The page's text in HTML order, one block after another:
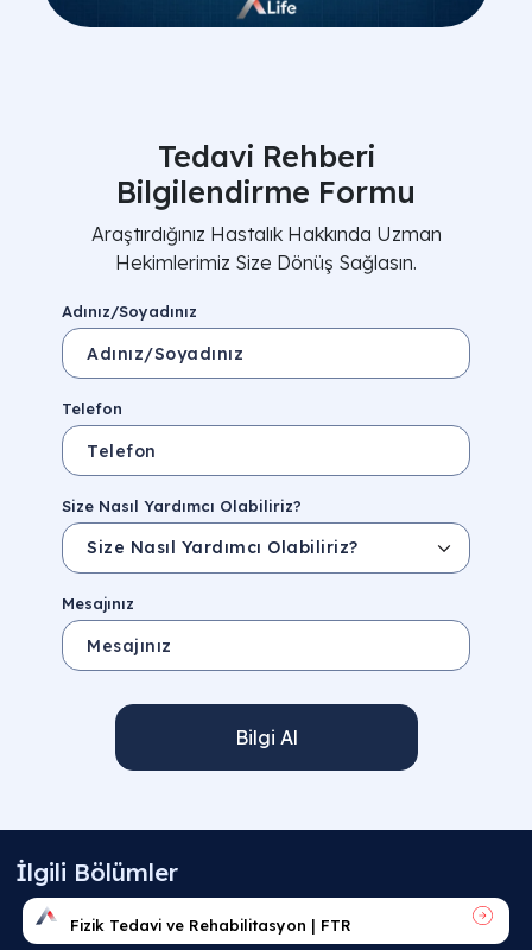
Tedavi Rehberi
Bilgilendirme Formu
Araştırdığınız Hastalık Hakkında Uzman
Hekimlerimiz Size Dönüş Sağlasın.
Adınız/Soyadınız
Telefon
Size Nasıl Yardımcı Olabiliriz?
Mesajınız
Bilgi Al